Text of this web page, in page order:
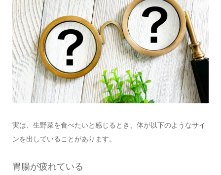
実は、生野菜を食べたいと感じるとき、体が以下のようなサイ
ンを出していることがあります。
胃腸が疲れている